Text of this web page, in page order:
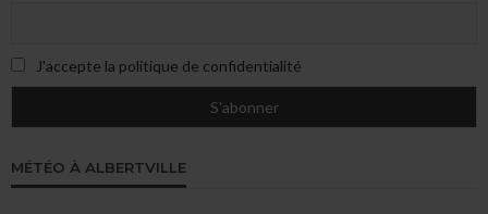
J'accepte la politique de confidentialité
MÉTÉO À ALBERTVILLE